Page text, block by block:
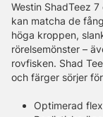
Westin ShadTeez
kan matcha de
höga kroppen,
rörelsemönster –
rovfisken. Shad
och färger sörjer
Optimerad